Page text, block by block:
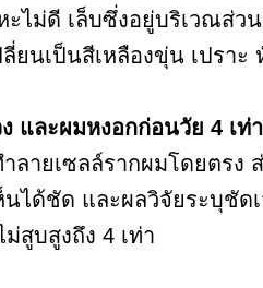
ะไม่ดี เล็บซึ่งอยู่บริเวณส่ว
ยนเป็นสีเหลืองขุ่น เปราะ
และผมหงอกก่อนวัย 4 เท่า
ลายเซลล์รากผมโดยตรง
นได้ชัด และผลวิจัยระบุชั
สูบสูงถึง 4 เท่า